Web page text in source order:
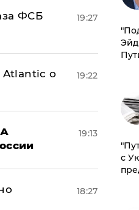
ФСБ
19:27
Atlantic о
19:22
19:13
18:27
с